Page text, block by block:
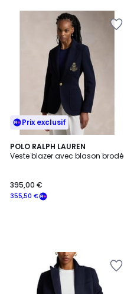
Prix exclusif
POLO RALPH LAUREN
Veste blazer avec blason brodé
355,50 €
395,00 €